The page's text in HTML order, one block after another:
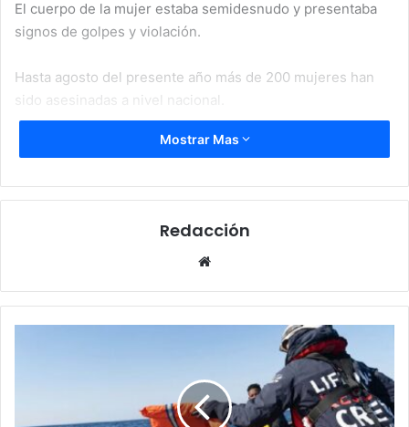
El cuerpo de la mujer estaba semidesnudo y presentaba
signos de golpes y violación.
Hasta agosto del presente año más de 200 mujeres han
sido asesinadas a nivel nacional.
femicidio muerta sucesos
Villanueva
Mostrar Mas
Redacción